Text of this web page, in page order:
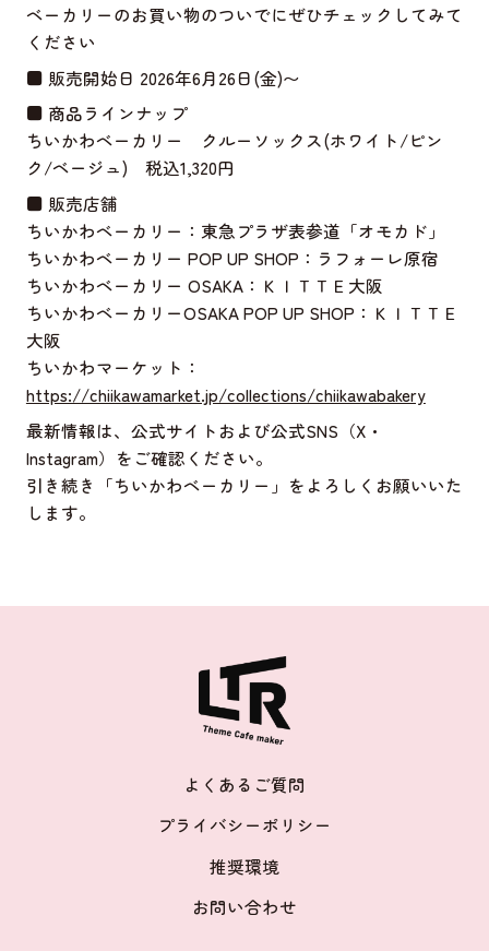
ベーカリーのお買い物のついでにぜひチェックしてみて
ください
■ 販売開始日 2026年6月26日(金)〜
■ 商品ラインナップ
ちいかわベーカリー クルーソックス(ホワイト/ピン
ク/ベージュ) 税込1,320円
■ 販売店舗
ちいかわベーカリー：東急プラザ表参道「オモカド」
ちいかわベーカリー POP UP SHOP：ラフォーレ原宿
ちいかわベーカリー OSAKA：ＫＩＴＴＥ大阪
ちいかわベーカリーOSAKA POP UP SHOP：ＫＩＴＴＥ
大阪
ちいかわマーケット：
https://chiikawamarket.jp/collections/chiikawabakery
最新情報は、公式サイトおよび公式SNS（X・
Instagram）をご確認ください。
引き続き「ちいかわベーカリー」をよろしくお願いいた
します。
よくあるご質問
プライバシーポリシー
推奨環境
お問い合わせ